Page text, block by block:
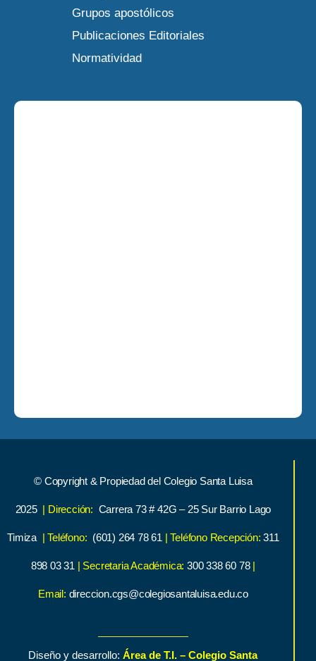
Grupos apostólicos
Publicaciones Editoriales
Normatividad
© Copyright & Propiedad del Colegio Santa Luisa
2025 | Dirección: Carrera 73 # 42G – 25 Sur Barrio Lago
Timiza | Teléfono: (601) 264 78 61 | Teléfono Recepción: 311
898 03 31 | Secretaria Académica:300 338 60 78 |
Email: direccion.cgs@colegiosantaluisa.edu.co
Diseño y desarrollo: Área de T.I. – Colegio Santa